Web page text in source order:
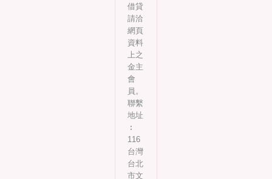
借貸
請洽
網頁
資料
上之
金主
會
員。
聯繫
地址
︰
116
台灣
台北
市文